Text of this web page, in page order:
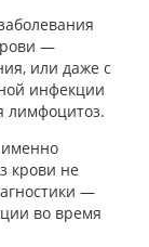
—
или даже с
инфекции
лимфоцитоз.
крови не
—
во время